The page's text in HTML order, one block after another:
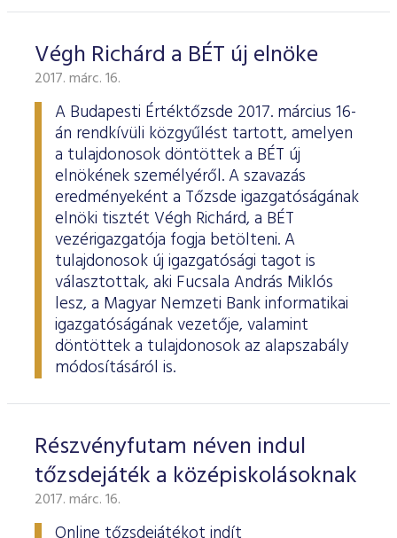
Végh Richárd a BÉT új elnöke
2017. márc. 16.
A Budapesti Értéktőzsde 2017. március 16-
án rendkívüli közgyűlést tartott, amelyen
a tulajdonosok döntöttek a BÉT új
elnökének személyéről. A szavazás
eredményeként a Tőzsde igazgatóságának
elnöki tisztét Végh Richárd, a BÉT
vezérigazgatója fogja betölteni. A
tulajdonosok új igazgatósági tagot is
választottak, aki Fucsala András Miklós
lesz, a Magyar Nemzeti Bank informatikai
igazgatóságának vezetője, valamint
döntöttek a tulajdonosok az alapszabály
módosításáról is.
Részvényfutam néven indul
tőzsdejáték a középiskolásoknak
2017. márc. 16.